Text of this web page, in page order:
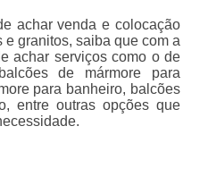
achar venda e colocação
granitos, saiba que com a
achar serviços como o de
de mármore para
para banheiro, balcões
entre outras opções que